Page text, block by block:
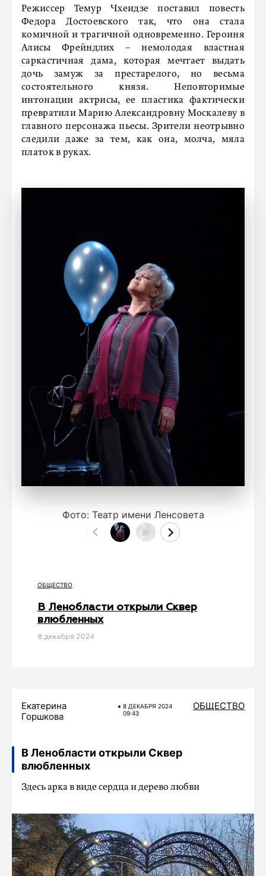
Режиссер Темур Чхеидзе поставил повесть
Федора Достоевского так, что она стала
комичной и трагичной одновременно. Героиня
Алисы Фрейндлих – немолодая властная
саркастичная дама, которая мечтает выдать
дочь замуж за престарелого, но весьма
состоятельного князя. Неповторимые
интонации актрисы, ее пластика фактически
превратили Марию Александровну Москалеву в
главного персонажа пьесы. Зрители неотрывно
следили даже за тем, как она, молча, мяла
платок в руках.
Фото: Театр имени Ленсовета
ОБЩЕСТВО
В Ленобласти открыли Сквер
влюбленных
8 декабря 2024
Екатерина
Горшкова
8 ДЕКАБРЯ 2024
09:43
ОБЩЕСТВО
В Ленобласти открыли Сквер
влюбленных
Здесь арка в виде сердца и дерево любви